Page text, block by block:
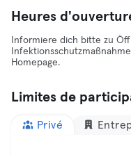
Heures
Informiere dich bitte zu
Homepage.
Limites de
Privé